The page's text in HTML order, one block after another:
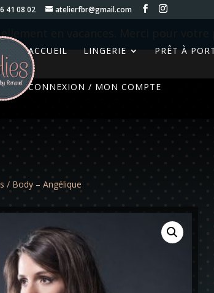
41 08 02 atelierfbr@gmail.com
ACCUEIL LINGERIE PRÊT À
CONNEXION / MON COMPTE
en vacances. Merci pour votre
/ Body – Angélique